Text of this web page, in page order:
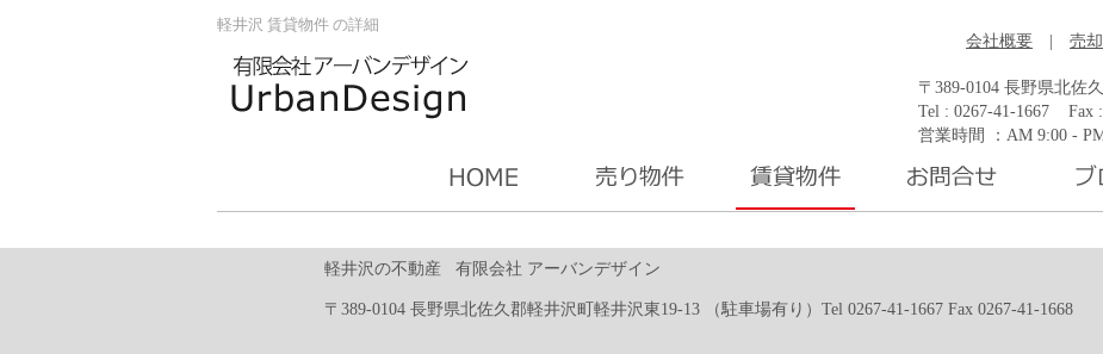
軽井沢 賃貸物件 の詳細
会社概要 | 売
〒389-0104 長野県北佐
Tel : 0267-41-1667 Fax :
営業時間 ：AM 9:00 -
軽井沢の不動産 有限会社 アーバンデザイン
〒389-0104 長野県北佐久郡軽井沢町軽井沢東19-13 （駐車場有り）Tel 0267-41-1667 Fax 0267-41-1668